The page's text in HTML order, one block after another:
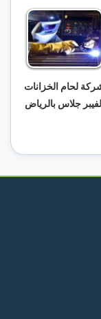
لحام الخزانات
جلاس بالرياض